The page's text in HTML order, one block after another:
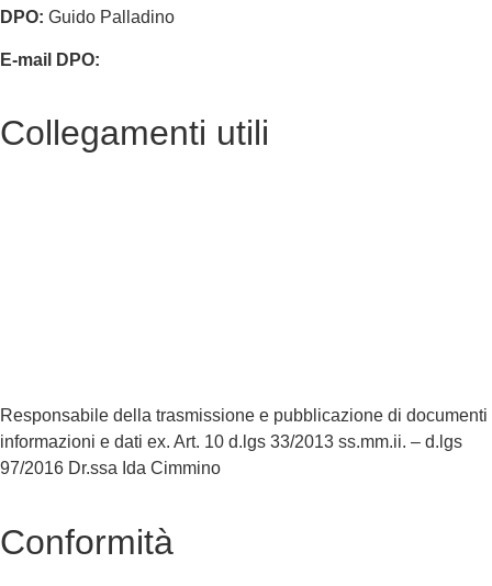
DPO: Guido Palladino
E-mail DPO:
Collegamenti utili
Responsabile della trasmissione e pubblicazione di documenti
informazioni e dati ex. Art. 10 d.lgs 33/2013 ss.mm.ii. – d.lgs
97/2016 Dr.ssa Ida Cimmino
Conformità